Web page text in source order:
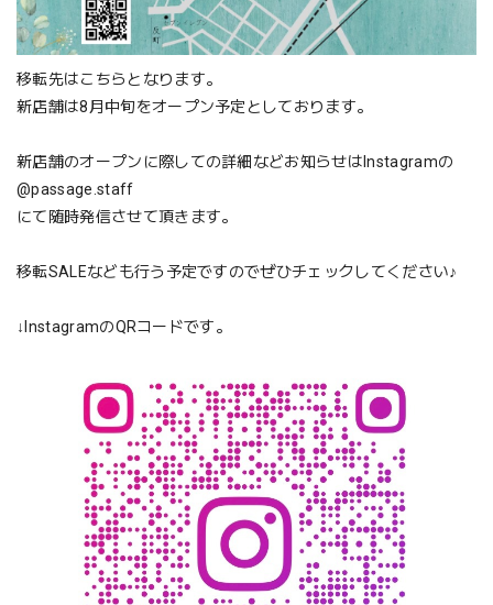
移転先はこちらとなります。
新店舗は8月中旬をオープン予定としております。
新店舗のオープンに際しての詳細などお知らせはInstagramの
@passage.staff
にて随時発信させて頂きます。
移転SALEなども行う予定ですのでぜひチェックしてください♪
↓InstagramのQRコードです。